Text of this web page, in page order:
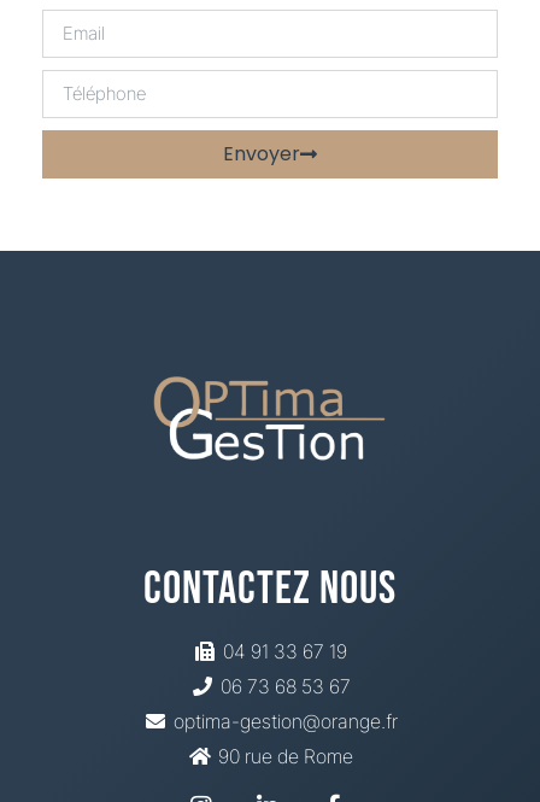
Envoyer
Contactez Nous
04 91 33 67 19
06 73 68 53 67
optima-gestion@orange.fr
90 rue de Rome